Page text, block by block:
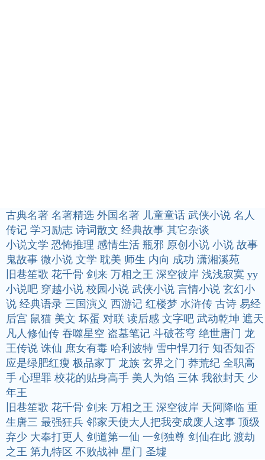
古典名著 名著精选 外国名著 儿童童话 武侠小说 名人
传记 学习励志 诗词散文 经典故事 其它杂谈
小说文学 恐怖推理 感情生活 瓶邪 原创小说 小说 故事
鬼故事 微小说 文学 耽美 师生 内向 成功 潇湘溪苑
旧巷笙歌 花千骨 剑来 万相之王 深空彼岸 浅浅寂寞 yy
小说吧 穿越小说 校园小说 武侠小说 言情小说 玄幻小
说 经典语录 三国演义 西游记 红楼梦 水浒传 古诗 易经
后宫 鼠猫 美文 坏蛋 对联 读后感 文字吧 武动乾坤 遮天
凡人修仙传 吞噬星空 盗墓笔记 斗破苍穹 绝世唐门 龙
王传说 诛仙 庶女有毒 哈利波特 雪中悍刀行 知否知否
应是绿肥红瘦 极品家丁 龙族 玄界之门 莽荒纪 全职高
手 心理罪 校花的贴身高手 美人为馅 三体 我欲封天 少
年王
旧巷笙歌 花千骨 剑来 万相之王 深空彼岸 天阿降临 重
生唐三 最强狂兵 邻家天使大人把我变成废人这事 顶级
弃少 大奉打更人 剑道第一仙 一剑独尊 剑仙在此 渡劫
之王 第九特区 不败战神 星门 圣墟